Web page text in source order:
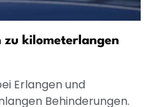
kilometerlangen
Erlangen und
Behinderungen.